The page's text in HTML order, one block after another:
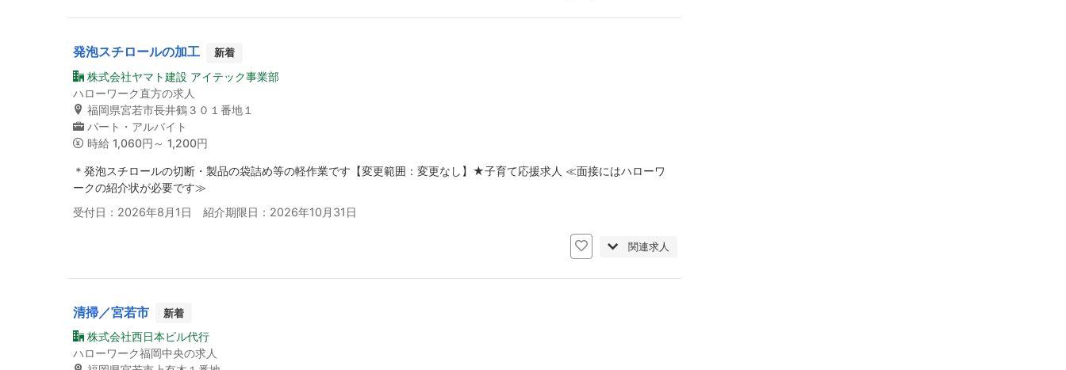
発泡スチロールの加工 新着
株式会社ヤマト建設 アイテック事業部
ハローワーク直方の求人
福岡県宮若市長井鶴３０１番地１
パート・アルバイト
時給 1,060円～ 1,200円
＊発泡スチロールの切断・製品の袋詰め等の軽作業です【変更範囲：変更なし】★子育て応援求人 ≪面接にはハローワ
ークの紹介状が必要です≫
受付日：2026年8月1日 紹介期限日：2026年10月31日
関連求人
清掃／宮若市 新着
株式会社西日本ビル代行
ハローワーク福岡中央の求人